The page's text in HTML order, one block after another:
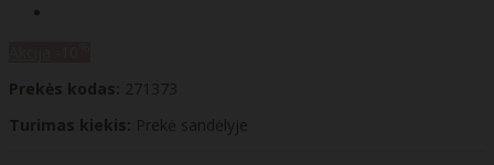
Prekės kodas: 271373
Turimas kiekis: Prekė sandėlyje